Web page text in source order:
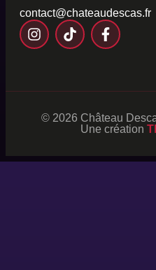
contact@chateaudescas.fr
© 2026 Château
Une création